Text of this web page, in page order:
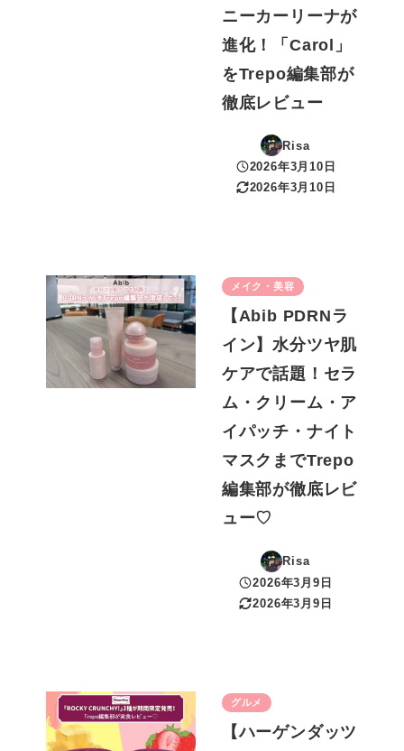
ニーカーリーナが
進化！「Carol」
をTrepo編集部が
徹底レビュー
Risa
投稿日
2026年3月10日
更新日
2026年3月10日
メイク・美容
【Abib PDRNラ
イン】水分ツヤ肌
ケアで話題！セラ
ム・クリーム・ア
イパッチ・ナイト
マスクまでTrepo
編集部が徹底レビ
ュー♡
Risa
投稿日
2026年3月9日
更新日
2026年3月9日
グルメ
【ハーゲンダッツ